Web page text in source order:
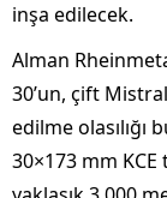
inşa edilecek.
Alman
30’un, çift
edilme olasılığı
30×173 mm